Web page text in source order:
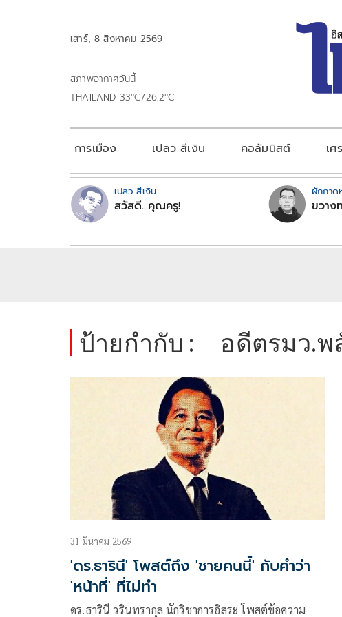
เสาร์, 8 สิงหาคม 2569
สภาพอากาศวันนี้
THAILAND 33°C/26.2°C
การเมือง เปลว สีเงิน คอลัมนิสต์ เ
เปลว สีเงิน
สวัสดี...คุณครู!
ผักกาด
ขวาง
ป้ายกำกับ : อดีตรมว.พ
31 มีนาคม 2569
'ดร.ธารินี' โพสต์ถึง 'ชายคนนี้' กับคำว่า
'หน้าที่' ที่ไม่ทำ
ดร.ธารินี วรินทรากุล นักวิชาการอิสระ โพสต์ข้อความ